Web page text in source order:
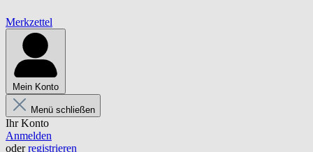
Merkzettel
Mein Konto
Menü schließen
Ihr Konto
Anmelden
oderregistrieren